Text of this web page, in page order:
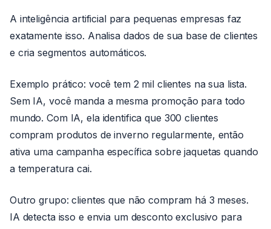
A inteligência artificial para pequenas empresas faz
exatamente isso. Analisa dados de sua base de clientes
e cria segmentos automáticos.
Exemplo prático: você tem 2 mil clientes na sua lista.
Sem IA, você manda a mesma promoção para todo
mundo. Com IA, ela identifica que 300 clientes
compram produtos de inverno regularmente, então
ativa uma campanha específica sobre jaquetas quando
a temperatura cai.
Outro grupo: clientes que não compram há 3 meses.
IA detecta isso e envia um desconto exclusivo para